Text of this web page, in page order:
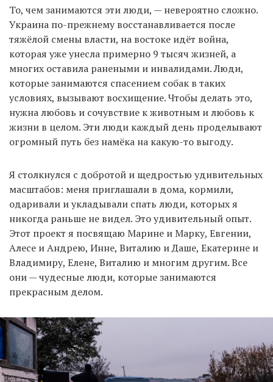
То, чем занимаются эти люди, — невероятно сложно.
Украина по-прежнему восстанавливается после
тяжёлой смены власти, на востоке идёт война,
которая уже унесла примерно 9 тысяч жизней, а
многих оставила ранеными и инвалидами. Люди,
которые занимаются спасением собак в таких
условиях, вызывают восхищение. Чтобы делать это,
нужна любовь и сочувствие к животным и любовь к
жизни в целом. Эти люди каждый день проделывают
огромный путь без намёка на какую-то выгоду.
Я столкнулся с добротой и щедростью удивительных
масштабов: меня приглашали в дома, кормили,
одаривали и укладывали спать люди, которых я
никогда раньше не видел. Это удивительный опыт.
Этот проект я посвящаю Марине и Марку, Евгении,
Алесе и Андрею, Инне, Виталию и Даше, Екатерине и
Владимиру, Елене, Виталию и многим другим. Все
они — чудесные люди, которые занимаются
прекрасным делом.